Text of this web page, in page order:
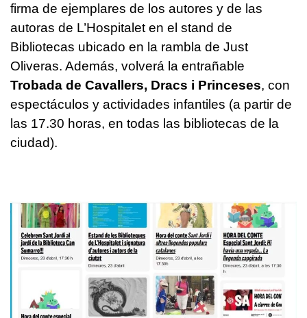
firma de ejemplares de los autores y de las
autoras de L’Hospitalet en el stand de
Bibliotecas ubicado en la rambla de Just
Oliveras. Además, volverá la entrañable
Trobada de Cavallers, Dracs i Princeses, con
espectáculos y actividades infantiles (a partir de
las 17.30 horas, en todas las bibliotecas de la
ciudad).